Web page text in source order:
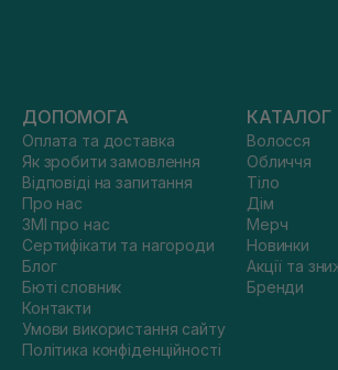
ДОПОМОГА
Оплата та доставка
Як зробити замовлення
Відповіді на запитання
Про нас
ЗМІ про нас
Сертифікати та нагороди
Блог
Бюті словник
Контакти
Умови використання сайту
Політика конфіденційності
КАТАЛОГ
Волосся
Обличчя
Тіло
Дім
Мерч
Новинки
Акції та
Бренди